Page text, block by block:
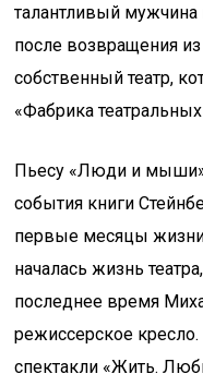
талантливый мужчина
после возвращения
собственный театр,
«Фабрика
Пьесу «Люди и
события книги
первые месяцы
началась жизнь
последнее время
режиссерское
спектакли «Жить.